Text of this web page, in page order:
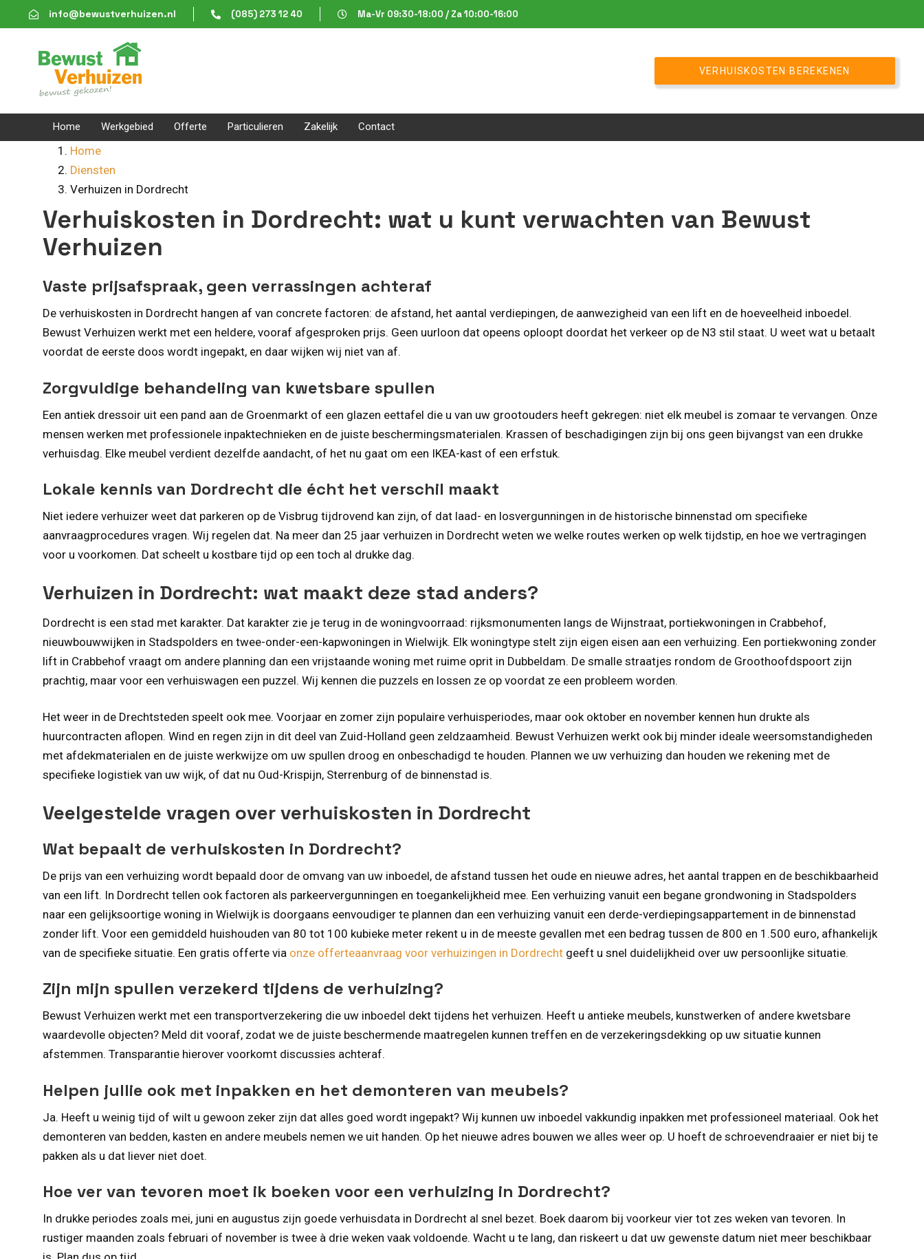
links
to
content
info@bewustverhuizen.nl (085) 273 12 40 Ma-Vr 09:30-18:00 / Za 10:00-16:00
VERHUISKOSTEN BEREKENEN
Home Werkgebied Offerte Particulieren Zakelijk Contact
Home
Diensten
Verhuizen in Dordrecht
Verhuiskosten in Dordrecht: wat u kunt verwachten van Bewust
Verhuizen
Vaste prijsafspraak, geen verrassingen achteraf
De verhuiskosten in Dordrecht hangen af van concrete factoren: de afstand, het aantal verdiepingen, de aanwezigheid van een lift en de hoeveelheid inboedel.
Bewust Verhuizen werkt met een heldere, vooraf afgesproken prijs. Geen uurloon dat opeens oploopt doordat het verkeer op de N3 stil staat. U weet wat u betaalt
voordat de eerste doos wordt ingepakt, en daar wijken wij niet van af.
Zorgvuldige behandeling van kwetsbare spullen
Een antiek dressoir uit een pand aan de Groenmarkt of een glazen eettafel die u van uw grootouders heeft gekregen: niet elk meubel is zomaar te vervangen. Onze
mensen werken met professionele inpaktechnieken en de juiste beschermingsmaterialen. Krassen of beschadigingen zijn bij ons geen bijvangst van een drukke
verhuisdag. Elke meubel verdient dezelfde aandacht, of het nu gaat om een IKEA-kast of een erfstuk.
Lokale kennis van Dordrecht die écht het verschil maakt
Niet iedere verhuizer weet dat parkeren op de Visbrug tijdrovend kan zijn, of dat laad- en losvergunningen in de historische binnenstad om specifieke
aanvraagprocedures vragen. Wij regelen dat. Na meer dan 25 jaar verhuizen in Dordrecht weten we welke routes werken op welk tijdstip, en hoe we vertragingen
voor u voorkomen. Dat scheelt u kostbare tijd op een toch al drukke dag.
Verhuizen in Dordrecht: wat maakt deze stad anders?
Dordrecht is een stad met karakter. Dat karakter zie je terug in de woningvoorraad: rijksmonumenten langs de Wijnstraat, portiekwoningen in Crabbehof,
nieuwbouwwijken in Stadspolders en twee-onder-een-kapwoningen in Wielwijk. Elk woningtype stelt zijn eigen eisen aan een verhuizing. Een portiekwoning zonder
lift in Crabbehof vraagt om andere planning dan een vrijstaande woning met ruime oprit in Dubbeldam. De smalle straatjes rondom de Groothoofdspoort zijn
prachtig, maar voor een verhuiswagen een puzzel. Wij kennen die puzzels en lossen ze op voordat ze een probleem worden.
Het weer in de Drechtsteden speelt ook mee. Voorjaar en zomer zijn populaire verhuisperiodes, maar ook oktober en november kennen hun drukte als
huurcontracten aflopen. Wind en regen zijn in dit deel van Zuid-Holland geen zeldzaamheid. Bewust Verhuizen werkt ook bij minder ideale weersomstandigheden
met afdekmaterialen en de juiste werkwijze om uw spullen droog en onbeschadigd te houden. Plannen we uw verhuizing dan houden we rekening met de
specifieke logistiek van uw wijk, of dat nu Oud-Krispijn, Sterrenburg of de binnenstad is.
Veelgestelde vragen over verhuiskosten in Dordrecht
Wat bepaalt de verhuiskosten in Dordrecht?
De prijs van een verhuizing wordt bepaald door de omvang van uw inboedel, de afstand tussen het oude en nieuwe adres, het aantal trappen en de beschikbaarheid
van een lift. In Dordrecht tellen ook factoren als parkeervergunningen en toegankelijkheid mee. Een verhuizing vanuit een begane grondwoning in Stadspolders
naar een gelijksoortige woning in Wielwijk is doorgaans eenvoudiger te plannen dan een verhuizing vanuit een derde-verdiepingsappartement in de binnenstad
zonder lift. Voor een gemiddeld huishouden van 80 tot 100 kubieke meter rekent u in de meeste gevallen met een bedrag tussen de 800 en 1.500 euro, afhankelijk
van de specifieke situatie. Een gratis offerte via onze offerteaanvraag voor verhuizingen in Dordrecht geeft u snel duidelijkheid over uw persoonlijke situatie.
Zijn mijn spullen verzekerd tijdens de verhuizing?
Bewust Verhuizen werkt met een transportverzekering die uw inboedel dekt tijdens het verhuizen. Heeft u antieke meubels, kunstwerken of andere kwetsbare
waardevolle objecten? Meld dit vooraf, zodat we de juiste beschermende maatregelen kunnen treffen en de verzekeringsdekking op uw situatie kunnen
afstemmen. Transparantie hierover voorkomt discussies achteraf.
Helpen jullie ook met inpakken en het demonteren van meubels?
Ja. Heeft u weinig tijd of wilt u gewoon zeker zijn dat alles goed wordt ingepakt? Wij kunnen uw inboedel vakkundig inpakken met professioneel materiaal. Ook het
demonteren van bedden, kasten en andere meubels nemen we uit handen. Op het nieuwe adres bouwen we alles weer op. U hoeft de schroevendraaier er niet bij te
pakken als u dat liever niet doet.
Hoe ver van tevoren moet ik boeken voor een verhuizing in Dordrecht?
In drukke periodes zoals mei, juni en augustus zijn goede verhuisdata in Dordrecht al snel bezet. Boek daarom bij voorkeur vier tot zes weken van tevoren. In
rustiger maanden zoals februari of november is twee à drie weken vaak voldoende. Wacht u te lang, dan riskeert u dat uw gewenste datum niet meer beschikbaar